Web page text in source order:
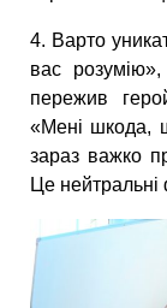
4. Варто
вас
пережив
«Мені шкода,
зараз важко
Це